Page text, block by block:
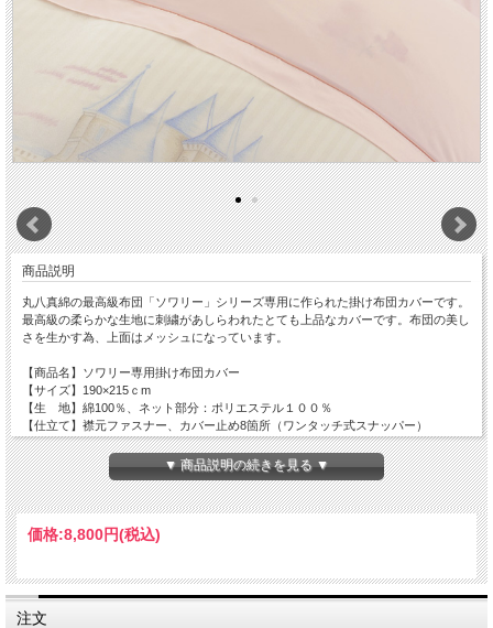
商品説明
丸八真綿の最高級布団「ソワリー」シリーズ専用に作られた掛け布団カバーです。
最高級の柔らかな生地に刺繍があしらわれたとても上品なカバーです。布団の美し
さを生かす為、上面はメッシュになっています。
【商品名】ソワリー専用掛け布団カバー
【サイズ】190×215ｃm
【生 地】綿100％、ネット部分：ポリエステル１００％
【仕立て】襟元ファスナー、カバー止め8箇所（ワンタッチ式スナッパー）
▼ 商品説明の続きを見る ▼
価格:8,800円(税込)
注文